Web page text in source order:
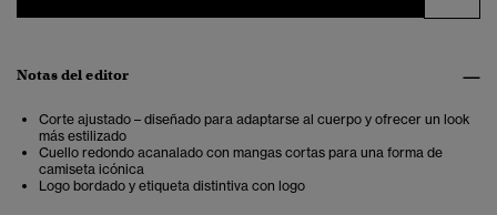
Notas del editor
Corte ajustado – diseñado para adaptarse al cuerpo y ofrecer un look
más estilizado
Cuello redondo acanalado con mangas cortas para una forma de
camiseta icónica
Logo bordado y etiqueta distintiva con logo